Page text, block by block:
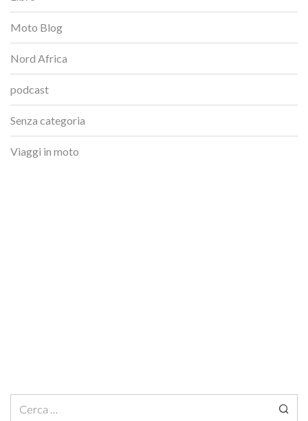
Moto Blog
Nord Africa
podcast
Senza categoria
Viaggi in moto